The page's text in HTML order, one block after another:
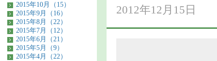
2012年12月15日
2015年10月（15）
2015年9月（16）
2015年8月（22）
2015年7月（12）
2015年6月（21）
2015年5月（9）
2015年4月（22）